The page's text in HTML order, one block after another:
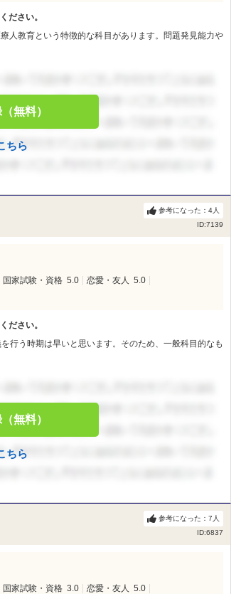
ださい。
人教育という特徴的な科目があります。問題発見能力や
無料）
ちら
ID:7139
参考になった： 4人
国家試験・資格 5.0 恋愛・友人 5.0
ださい。
行う時期は早いと思います。そのため、一般科目的なも
無料）
ちら
ID:6837
参考になった： 7 人
国家試験・資格 3.0 恋愛・友人 5.0